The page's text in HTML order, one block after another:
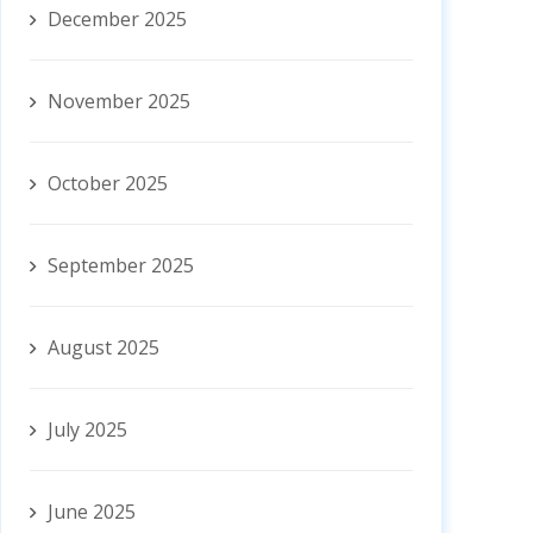
December 2025
November 2025
October 2025
September 2025
August 2025
July 2025
June 2025